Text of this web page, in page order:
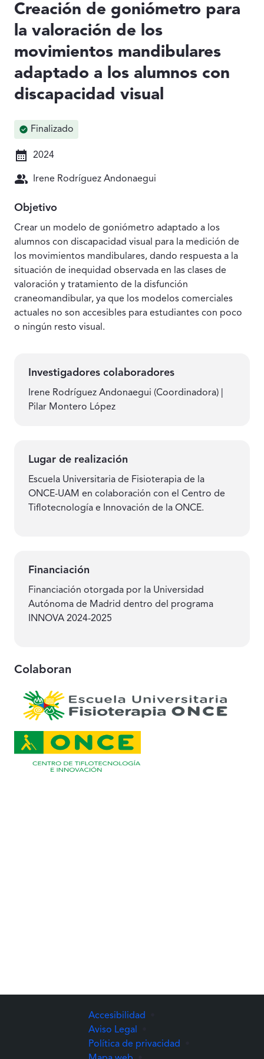
Creación de goniómetro para
la valoración de los
movimientos mandibulares
adaptado a los alumnos con
discapacidad visual
Finalizado
2024
Irene Rodríguez Andonaegui
Objetivo
Crear un modelo de goniómetro adaptado a los
alumnos con discapacidad visual para la medición de
los movimientos mandibulares, dando respuesta a la
situación de inequidad observada en las clases de
valoración y tratamiento de la disfunción
craneomandibular, ya que los modelos comerciales
actuales no son accesibles para estudiantes con poco
o ningún resto visual.
Investigadores colaboradores
Irene Rodríguez Andonaegui (Coordinadora) |
Pilar Montero López
Lugar de realización
Escuela Universitaria de Fisioterapia de la
ONCE-UAM en colaboración con el Centro de
Tiflotecnología e Innovación de la ONCE.
Financiación
Financiación otorgada por la Universidad
Autónoma de Madrid dentro del programa
INNOVA 2024-2025
Colaboran
Accesibilidad
Aviso Legal
Política de privacidad